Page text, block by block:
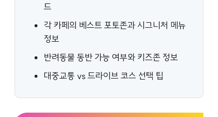
드
각 카페의 베스트 포토존과 시그니처 메뉴
정보
반려동물 동반 가능 여부와 키즈존 정보
대중교통 vs 드라이브 코스 선택 팁